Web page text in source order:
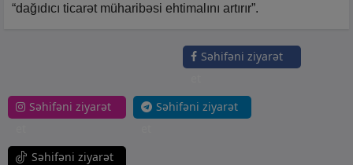
“dağıdıcı ticarət müharibəsi ehtimalını artırır”.
Səhifəni ziyarət
Səhifəni ziyarət
Səhifəni ziyarət
Səhifəni ziyarət